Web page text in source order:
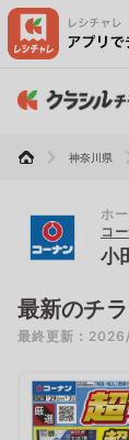
神奈川県
ホ
コ
小
最新のチ
最終更新：